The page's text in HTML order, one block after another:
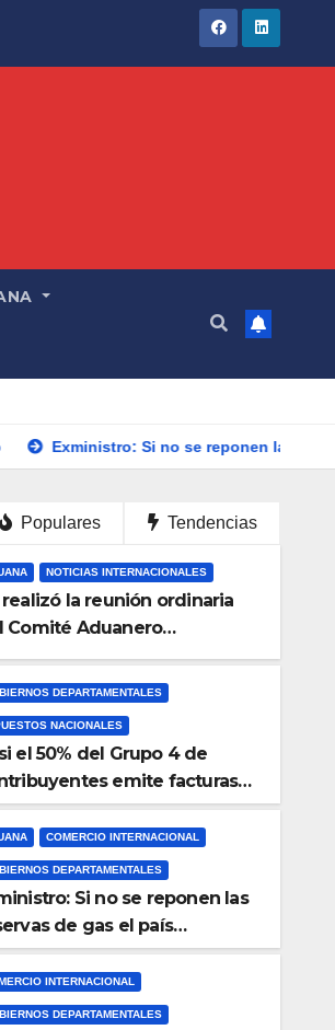
Si no se reponen las reservas de gas el
INTERNACIONAL GOBIERNOS DEPARTAMENTALES
se declaran
de Perú en el
la renuncia del
JULIO DE 2023
Populares Tendencias
NOTICIAS INTERNACIONALES
realizó la reunión ordinaria
Comité Aduanero
DEPARTAMENTALES
NACIONALES
el 50% del Grupo 4 de
emite facturas
antes del plazo fijado
COMERCIO INTERNACIONAL
DEPARTAMENTALES
Si no se reponen las
de gas el país
a importar con un
presupuesto
INTERNACIONAL
DEPARTAMENTALES